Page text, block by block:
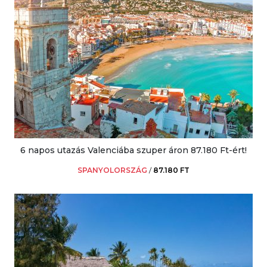
6 napos utazás Valenciába szuper áron 87.180 Ft-ért!
SPANYOLORSZÁG / 87.180 FT